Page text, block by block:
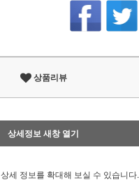
상품리뷰
상세정보 새창 열기
상세 정보를 확대해 보실 수 있습니다.